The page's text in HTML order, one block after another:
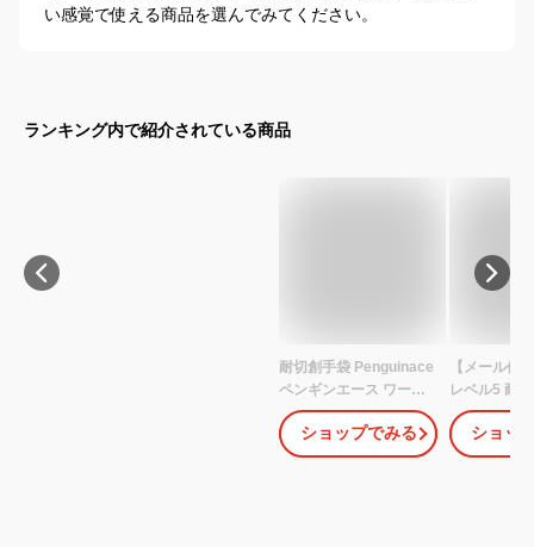
い感覚で使える商品を選んでみてください。
ランキング内で紹介されている商品
耐切創手袋 Penguinace
ペンギンエース ワーク
ハンターG【災害活動用/
水洗いOK/ニトリルゴム
使用/強靭性/耐摩耗性/防
ショップでみる
【メール便
レベル5 耐
ックスハ
レベル5
破れにくい
ショッ